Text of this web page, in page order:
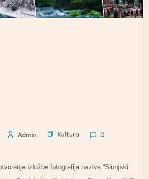
Admin Kultura 0
izložbe fotografija naziva “Slunjski